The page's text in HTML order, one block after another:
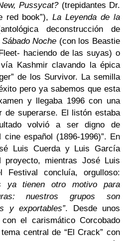
Pussycat? (trepidantes Dr.
red book”),La Leyenda de la
deconstrucción de
Noche (con los Beastie
haciendo de las suyas) o
vía Kashmir clavando la épica
de los Survivor. La semilla
pero ya sabemos que esta
y llegaba 1996 con una
de superarse. El listón estaba
volvió a ser digno de
cine español (1896-1996)”. En
Luis Cuerda y Luis García
proyecto, mientras José Luis
Festival concluía, orgulloso:
ya tienen otro motivo para
nuestros grupos son
y exportables”. Desde unos
el carismático Corcobado
central de “El Crack” con